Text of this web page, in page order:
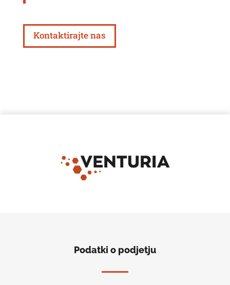
Kontaktirajte nas
Podatki o podjetju